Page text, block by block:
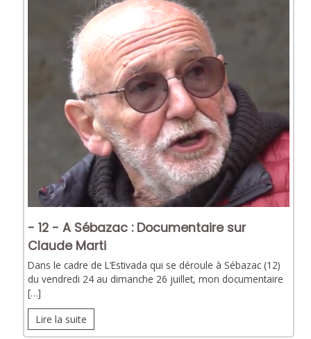
- 12 - A Sébazac : Documentaire sur
Claude Marti
Dans le cadre de L’Estivada qui se déroule à Sébazac (12)
du vendredi 24 au dimanche 26 juillet, mon documentaire
[…]
Lire la suite